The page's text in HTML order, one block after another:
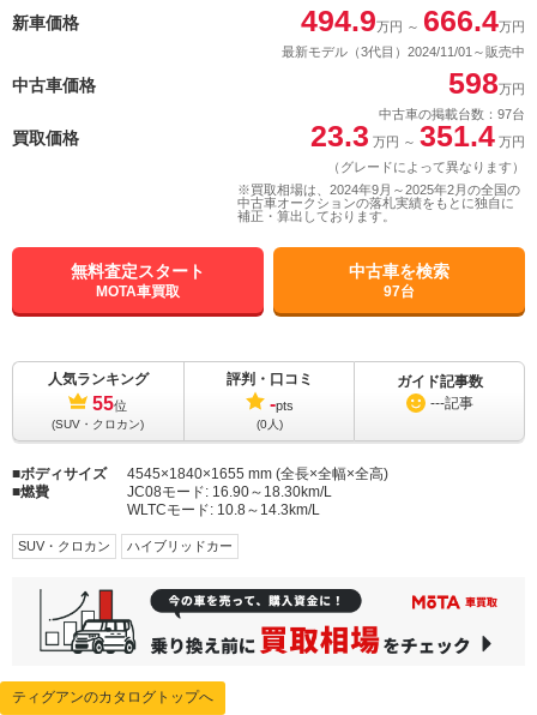
新車価格 494.9万円 ～ 666.4万円
最新モデル（3代目）2024/11/01～販売中
中古車価格 598万円
中古車の掲載台数：97台
買取価格 23.3 万円 ～ 351.4 万円
（グレードによって異なります）
※買取相場は、2024年9月～2025年2月の全国の
中古車オークションの落札実績をもとに独自に
補正・算出しております。
無料査定スタート
MOTA車買取
中古車を検索
97台
人気ランキング
55位
(SUV・クロカン)
評判・口コミ
-pts
(0人)
ガイド記事数
---記事
ボディサイズ
4545×1840×1655 mm (全長×全幅×全高)
燃費
JC08モード: 16.90～18.30km/L
WLTCモード: 10.8～14.3km/L
SUV・クロカン ハイブリッドカー
ティグアンのカタログトップへ